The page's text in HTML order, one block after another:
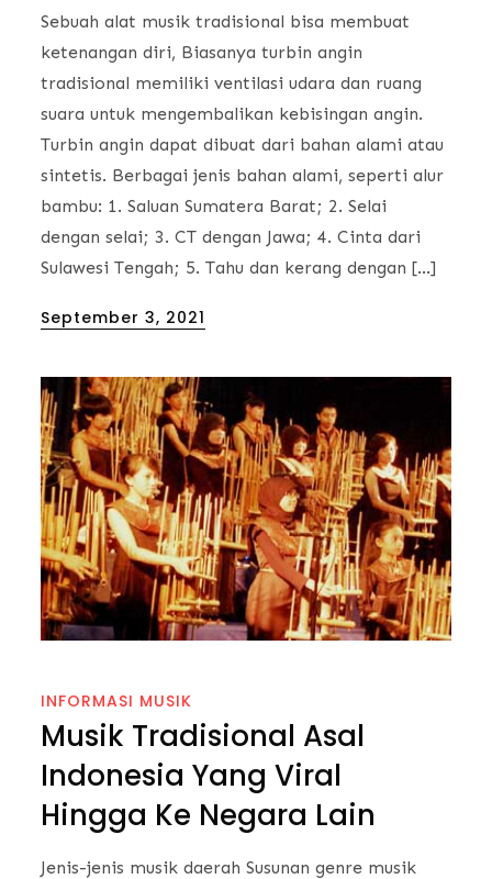
Sebuah alat musik tradisional bisa membuat
ketenangan diri, Biasanya turbin angin
tradisional memiliki ventilasi udara dan ruang
suara untuk mengembalikan kebisingan angin.
Turbin angin dapat dibuat dari bahan alami atau
sintetis. Berbagai jenis bahan alami, seperti alur
bambu: 1. Saluan Sumatera Barat; 2. Selai
dengan selai; 3. CT dengan Jawa; 4. Cinta dari
Sulawesi Tengah; 5. Tahu dan kerang dengan […]
Posted
September 3, 2021
INFORMASI MUSIK
Musik Tradisional Asal
Indonesia Yang Viral
Hingga Ke Negara Lain
Jenis-jenis musik daerah Susunan genre musik